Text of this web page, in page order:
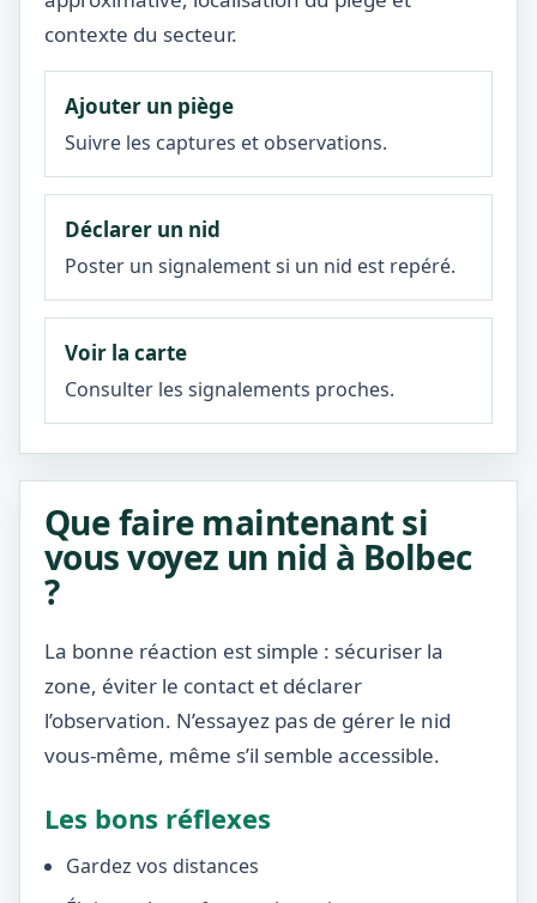
contexte du secteur.
Ajouter un piège
Suivre les captures et observations.
Déclarer un nid
Poster un signalement si un nid est repéré.
Voir la carte
Consulter les signalements proches.
Que faire maintenant si
vous voyez un nid à Bolbec
?
La bonne réaction est simple : sécuriser la
zone, éviter le contact et déclarer
l’observation. N’essayez pas de gérer le nid
vous-même, même s’il semble accessible.
Les bons réflexes
Gardez vos distances